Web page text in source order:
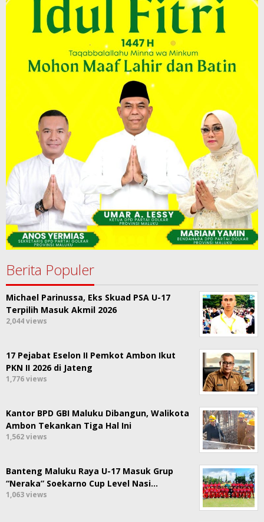
Berita Populer
Michael Parinussa, Eks Skuad PSA U-17
Terpilih Masuk Akmil 2026
2,044 views
17 Pejabat Eselon II Pemkot Ambon Ikut
PKN II 2026 di Jateng
1,776 views
Kantor BPD GBI Maluku Dibangun, Walikota
Ambon Tekankan Tiga Hal Ini
1,562 views
Banteng Maluku Raya U-17 Masuk Grup
“Neraka” Soekarno Cup Level Nasi…
1,063 views